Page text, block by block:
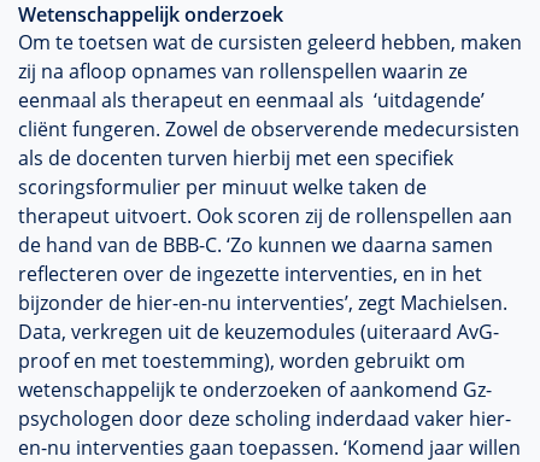
Wetenschappelijk onderzoek
Om te toetsen wat de cursisten geleerd hebben, maken
zij na afloop opnames van rollenspellen waarin ze
eenmaal als therapeut en eenmaal als ‘uitdagende’
cliënt fungeren. Zowel de observerende medecursisten
als de docenten turven hierbij met een specifiek
scoringsformulier per minuut welke taken de
therapeut uitvoert. Ook scoren zij de rollenspellen aan
de hand van de BBB-C. ‘Zo kunnen we daarna samen
reflecteren over de ingezette interventies, en in het
bijzonder de hier-en-nu interventies’, zegt Machielsen.
Data, verkregen uit de keuzemodules (uiteraard AvG-
proof en met toestemming), worden gebruikt om
wetenschappelijk te onderzoeken of aankomend Gz-
psychologen door deze scholing inderdaad vaker hier-
en-nu interventies gaan toepassen. ‘Komend jaar willen